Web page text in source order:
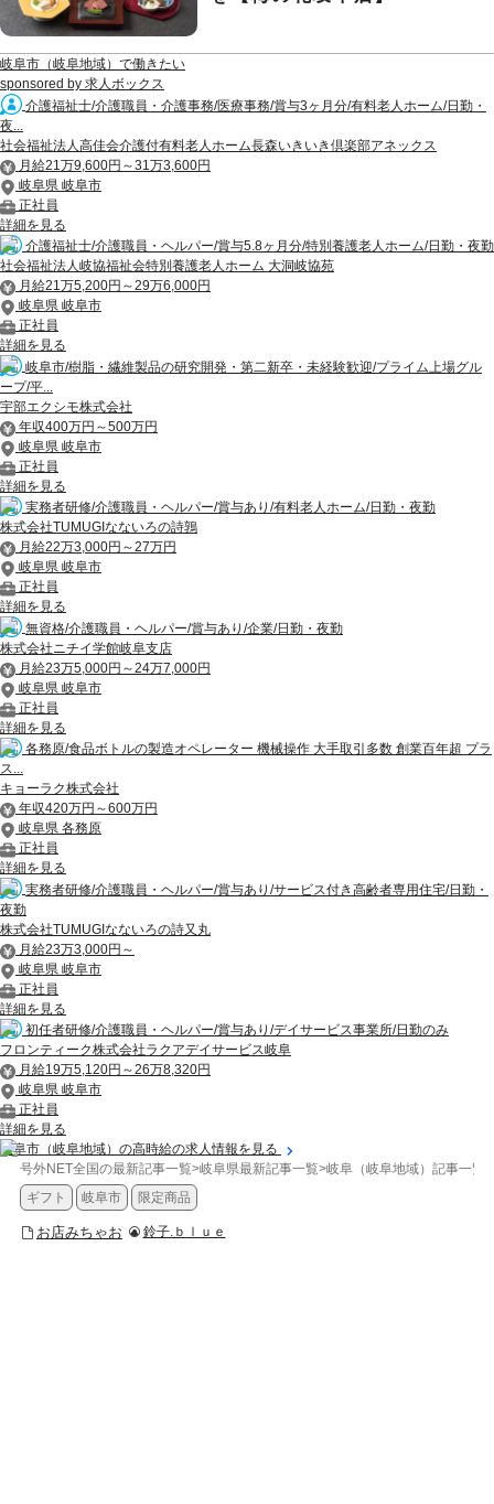
岐阜市（岐阜地域）で働きたい
sponsored by 求人ボックス
介護福祉士/介護職員・介護事務/医療事務/賞与3ヶ月分/有料老人ホーム/日勤・
夜...
社会福祉法人高佳会介護付有料老人ホーム長森いきいき倶楽部アネックス
月給21万9,600円～31万3,600円
岐阜県 岐阜市
正社員
詳細を見る
介護福祉士/介護職員・ヘルパー/賞与5.8ヶ月分/特別養護老人ホーム/日勤・夜勤
社会福祉法人岐協福祉会特別養護老人ホーム 大洞岐協苑
月給21万5,200円～29万6,000円
岐阜県 岐阜市
正社員
詳細を見る
岐阜市/樹脂・繊維製品の研究開発・第二新卒・未経験歓迎/プライム上場グル
ープ/平...
宇部エクシモ株式会社
年収400万円～500万円
岐阜県 岐阜市
正社員
詳細を見る
実務者研修/介護職員・ヘルパー/賞与あり/有料老人ホーム/日勤・夜勤
株式会社TUMUGIなないろの詩鶉
月給22万3,000円～27万円
岐阜県 岐阜市
正社員
詳細を見る
無資格/介護職員・ヘルパー/賞与あり/企業/日勤・夜勤
株式会社ニチイ学館岐阜支店
月給23万5,000円～24万7,000円
岐阜県 岐阜市
正社員
詳細を見る
各務原/食品ボトルの製造オペレーター 機械操作 大手取引多数 創業百年超 プラ
ス...
キョーラク株式会社
年収420万円～600万円
岐阜県 各務原
正社員
詳細を見る
実務者研修/介護職員・ヘルパー/賞与あり/サービス付き高齢者専用住宅/日勤・
夜勤
株式会社TUMUGIなないろの詩又丸
月給23万3,000円～
岐阜県 岐阜市
正社員
詳細を見る
初任者研修/介護職員・ヘルパー/賞与あり/デイサービス事業所/日勤のみ
フロンティーク株式会社ラクアデイサービス岐阜
月給19万5,120円～26万8,320円
岐阜県 岐阜市
正社員
詳細を見る
岐阜市（岐阜地域）の高時給の求人情報を見る
号外NET全国の最新記事一覧>岐阜県最新記事一覧>岐阜（岐阜地域）記事一覧
ギフト
岐阜市 限定商品
お店みちゃお 鈴子.ｂｌｕｅ